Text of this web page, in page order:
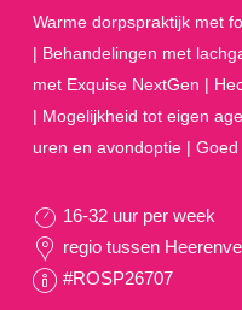
Warme dorpspraktijk met
| Behandelingen met
met Exquise NextGen |
| Mogelijkheid tot eigen
uren en avondoptie |
16-32 uur per week
regio tussen
#ROSP26707